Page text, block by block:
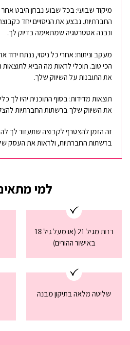
מיקוד שבועי: בכל שבוע נבחן היבט
החברתיות. נבצע את הניסויים יחד
ונבנה אסטרטגיה שמתאימה בדיוק לך.
מעקב וניתוח: אחרי כל ניסוי, ננתח
הכי טוב. תוכלי לראות מה הביא לתוצאות
את התובנות על השיווק שלך.
תוצאות מדידות: בסוף התוכנית יהיו לך
את השיווק שלך ברשתות החברתיות
זה הזמן להצטרף לקבוצה שתעזור לך
ברשתות החברתיות, ולראות את העסק
למי
בנות מגיל 21 (או מעל גיל 18
באישור ההורים)
שליטה מלאה בתיקון מבנה